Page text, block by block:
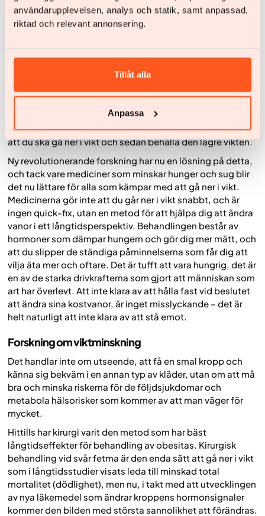
användarupplevelsen, analys och statik, samt anpassad,
riktad och relevant annonsering.
Tillåt alla
Anpassa
funktioner.
Hunger och mättnad styrs av hormoner
Att göra ännu ett försök att banta innebär – för de flesta
gånger – ofta ännu ett misslyckande, och inte så enkelt
som att ”äta mindre och träna mer”. Vi vet idag att det är
sug. Istället för mer Jojobantning är medicinsk behandling
ett stöd för att göra de livsstilsförändringar som krävs för
att du ska gå ner i vikt och sedan behålla den lägre vikten.
Ny revolutionerande forskning har nu en lösning på detta,
och tack vare mediciner som minskar hunger och sug blir
det nu lättare för alla som kämpar med att gå ner i vikt.
Medicinerna gör inte att du går ner i vikt snabbt, och är
ingen quick-fix, utan en metod för att hjälpa dig att ändra
vanor i ett långtidsperspektiv. Behandlingen består av
hormoner som dämpar hungern och gör dig mer mätt, och
att du slipper de ständiga påminnelserna som får dig att
vilja äta mer och oftare. Det är tufft att vara hungrig, det är
en av de starka drivkrafterna som gjort att människan som
art har överlevt. Att inte klara av att hålla fast vid beslutet
att ändra sina kostvanor, är inget misslyckande – det är
helt naturligt att inte klara av att stå emot.
Forskning om viktminskning
Det handlar inte om utseende, att få en smal kropp och
känna sig bekväm i en annan typ av kläder, utan om att må
bra och minska riskerna för de följdsjukdomar och
metabola hälsorisker som kommer av att man väger för
mycket.
Hittills har kirurgi varit den metod som har bäst
långtidseffekter för behandling av obesitas. Kirurgisk
behandling vid svår fetma är den enda sätt att gå ner i vikt
som i långtidsstudier visats leda till minskad total
mortalitet (dödlighet), men nu, i takt med att utvecklingen
av nya läkemedel som ändrar kroppens hormonsignaler
kommer den bilden med största sannolikhet att förändras.